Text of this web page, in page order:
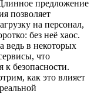
предложение
позволяет
на персонал,
без неё хаос.
ведь в некоторых
что
к безопасности.
как это влияет